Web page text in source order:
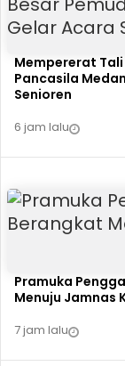
Mempererat
Pancasila
Senioren
6 jam lalu
Pramuka
Menuju Jamnas
7 jam lalu